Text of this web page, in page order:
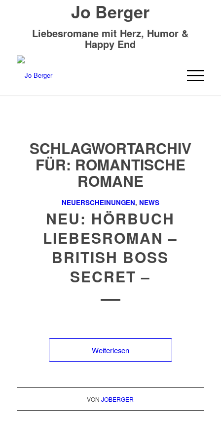
Jo Berger
Liebesromane mit Herz, Humor &
Happy End
SCHLAGWORTARCHIV
FÜR: ROMANTISCHE
ROMANE
NEUERSCHEINUNGEN, NEWS
NEU: HÖRBUCH
LIEBESROMAN –
BRITISH BOSS
SECRET –
Weiterlesen
VONJOBERGER